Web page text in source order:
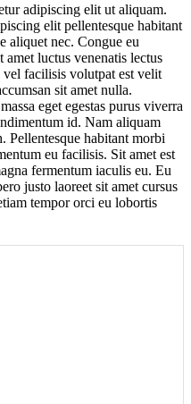
adipiscing elit ut aliquam.
elit pellentesque habitant
aliquet nec. Congue eu
amet luctus venenatis lectus
facilisis volutpat est velit
sit amet nulla.
eget egestas purus viverra
id. Nam aliquam
Pellentesque habitant morbi
eu facilisis. Sit amet est
fermentum iaculis eu. Eu
justo laoreet sit amet cursus
tempor orci eu lobortis